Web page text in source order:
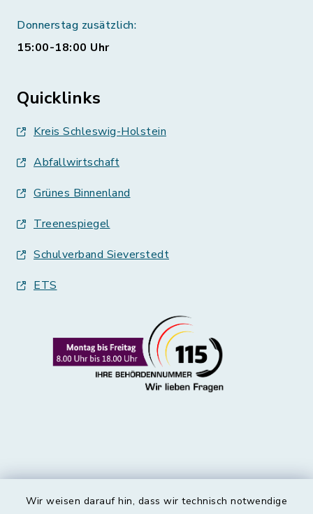
Wir weisen darauf hin, dass wir technisch notwendige
Donnerstag zusätzlich:
15:00-18:00 Uhr
Quicklinks
Kreis Schleswig-Holstein
Abfallwirtschaft
Grünes Binnenland
Treenespiegel
Schulverband Sieverstedt
ETS